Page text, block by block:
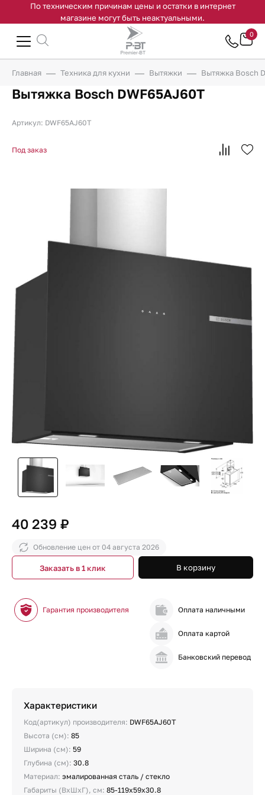
По техническим причинам цены и остатки в интернет
магазине могут быть неактуальными.
0
Главная Техника для кухни Вытяжки Вытяжка Bosch
Вытяжка Bosch DWF65AJ60T
Артикул: DWF65AJ60T
Под заказ
40 239 ₽
Обновление цен от 04 августа 2026
В корзину
Заказать в 1 клик
Гарантия производителя Оплата наличными
Оплата картой
Банковский перевод
Характеристики
Код(артикул) производителя: DWF65AJ60T
Высота (см): 85
Ширина (см): 59
Глубина (см): 30.8
Материал: эмалированная сталь / стекло
Габариты (ВхШхГ), см: 85-119х59х30.8